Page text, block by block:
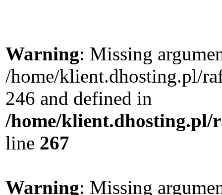
Warning: Missing
/home/klient.dhosting.pl/
246 and defined in
/home/klient.dhosting.pl/
line 267
Warning: Missing